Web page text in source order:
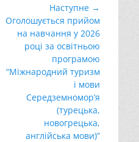
Наступне →
Наступний
запис:
Оголошується прийом
на навчання у 2026
році за освітньою
програмою
“Міжнародний туризм
і мови
Середземномор’я
(турецька,
новогрецька,
англійська мови)”